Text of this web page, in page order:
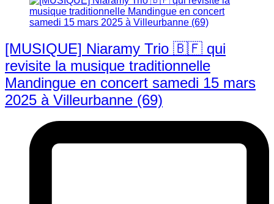
[MUSIQUE] Niaramy Trio 🇧🇫 qui
revisite la musique traditionnelle
Mandingue en concert samedi 15 mars
2025 à Villeurbanne (69)